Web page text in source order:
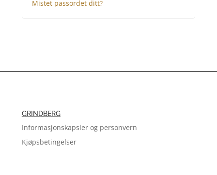
Mistet passordet ditt?
GRINDBERG
Informasjonskapsler og personvern
Kjøpsbetingelser